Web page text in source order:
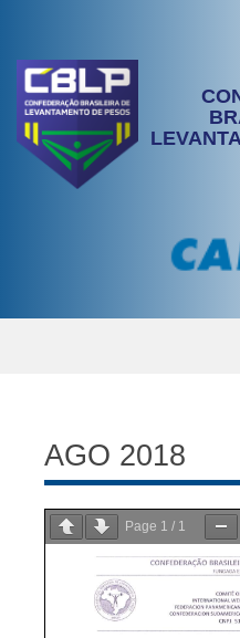
AGO 2018
Page 1 / 1